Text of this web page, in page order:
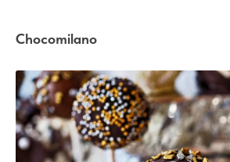
Chocomilano